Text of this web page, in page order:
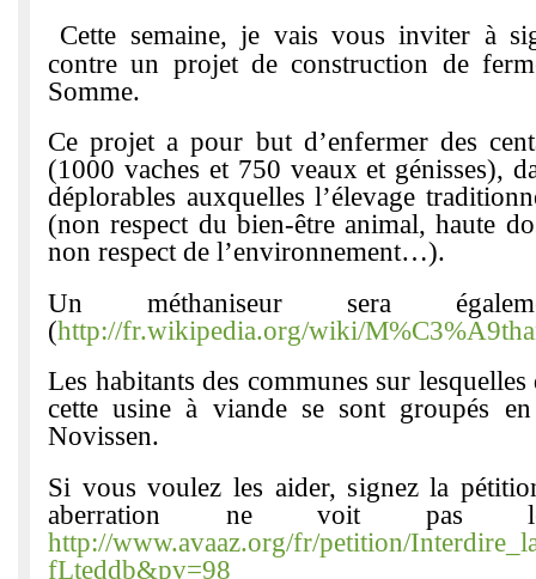
Cette semaine, je vais vous inviter à
contre un projet de construction de
Somme.
Ce projet a pour but d’enfermer des
(1000 vaches et 750 veaux et génisses),
déplorables auxquelles l’élevage
(non respect du bien-être animal, haute
non respect de l’environnement…).
Un méthaniseur sera
(http://fr.wikipedia.org/wiki/
Les habitants des communes sur
cette usine à viande se sont groupés
Novissen.
Si vous voulez les aider, signez la
aberration ne voit
http://www.avaaz.org/fr/petition/
fLteddb&pv=98